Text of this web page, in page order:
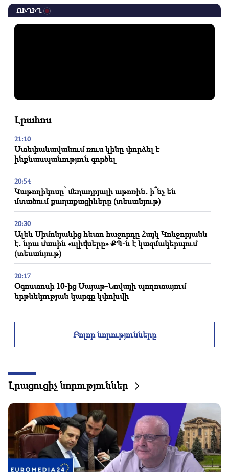
ՈՒՂԻՂ
Լրահոս
21:10
Ստեփանավանում ռուս կինը փորձել է
ինքնասպանություն գործել
20:54
Կաթողիկոսը՝ մեղադրյալի աթոռին․ ի՞նչ են
մտածում քաղաքացիները (տեսանյութ)
20:30
Ալեն Սիմոնյանից հետո հաջորդը Հայկ Կոնջորյանն
է․ նրա մասին «սլիվները» ՔՊ-ն է կազմակերպում
(տեսանյութ)
20:17
Օգոստոսի 10-ից Սայաթ-Նովայի պողոտայում
երթևեկության կարգը կփոխվի
հնչեց ՀՀ օրհներգը․ Ժաննա Անդրեասյան
ՌԴ-ն «Իսկանդերով» խոցել է զինվորական
գնացքը.Վեհափառի գործով դատավորն
ինքնաբացարկ հայտնեց (տեսանյութ)
Դատավորը հայ էր․ Նարեկ Կարապետյան
19:17 Կարևոր
Երևի փոստը լավ չի աշխատում․ Նաթան սրբազանը՝
Պոլսո պատրիարքի լռության մասին
Բոլոր նորությունները
Լրացուցիչ նորություններ